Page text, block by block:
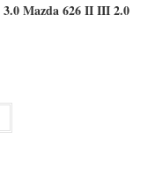
Mazda 626 II III 2.0